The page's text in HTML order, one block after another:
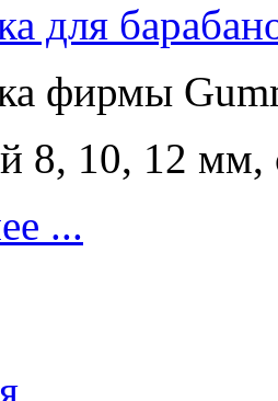
для
фирмы
8, 10, 12 мм,
...